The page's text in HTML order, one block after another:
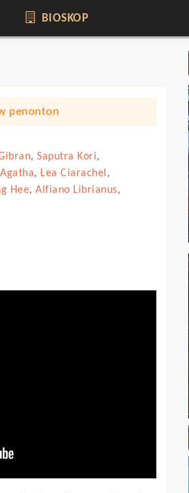
BIOSKOP
penonton
, Saputra Kori,
, Lea Ciarachel ,
Hee, Alfiano Librianus,